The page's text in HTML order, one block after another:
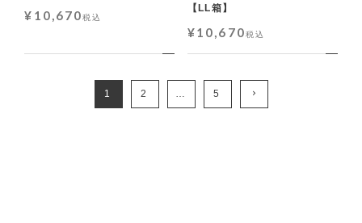
¥ 10,670税込
【LL箱】
¥10,670税込
1 2 … 5